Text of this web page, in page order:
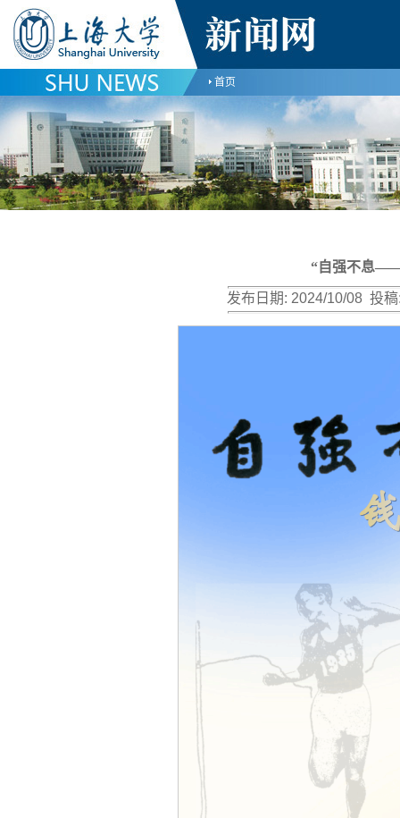
首页
“自强不息——
发布日期: 2024/10/08 投